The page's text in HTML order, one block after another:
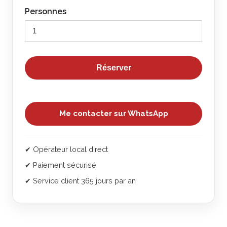
Personnes
Réserver
Me contacter sur WhatsApp
✔ Opérateur local direct
✔ Paiement sécurisé
✔ Service client 365 jours par an